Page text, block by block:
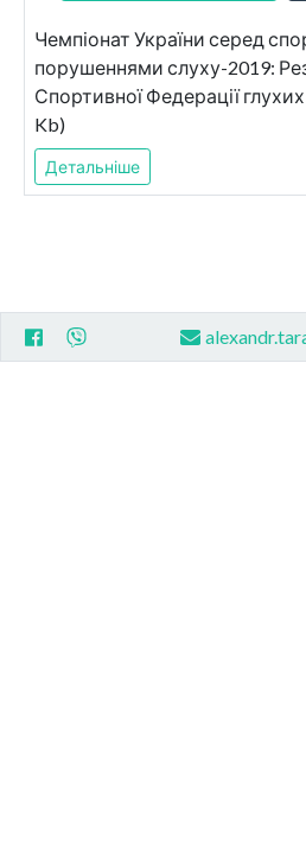
Чемпіонат України серед
порушеннями слуху-2019:
Спортивної Федерації
Kb)
Детальніше